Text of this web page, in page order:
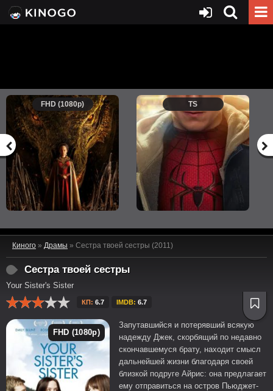
FHD (1080p) TS
Киного » Драмы » Сестра твоей сестры (2011)
Сестра твоей сестры
Your Sister's Sister
КП: 6.7 IMDB: 6.7
FHD (1080p)
Запутавшийся и потерявший всякую
надежду Джек, скорбящий по недавно
скончавшемуся брату, находит смысл
дальнейшей жизни благодаря своей
близкой подруге Айрис: она предлагает
ему отправиться на остров Пьюджет-